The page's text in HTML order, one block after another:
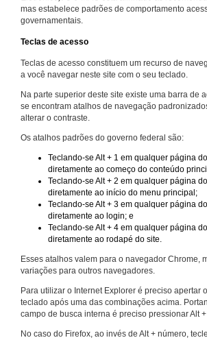
mas estabelece padrões de comportamento
governamentais.
Teclas de acesso
Teclas de acesso constituem um recurso de
a você navegar neste site com o seu teclado.
Na parte superior deste site existe uma barra de
se encontram atalhos de navegação
alterar o contraste.
Os atalhos padrões do governo federal são:
Teclando-se Alt + 1 em qualquer página
diretamente ao começo do conteúdo
Teclando-se Alt + 2 em qualquer página
diretamente ao início do menu principal;
Teclando-se Alt + 3 em qualquer página
diretamente ao login; e
Teclando-se Alt + 4 em qualquer página
diretamente ao rodapé do site.
Esses atalhos valem para o navegador Chrome,
variações para outros navegadores.
Para utilizar o Internet Explorer é preciso apertar
teclado após uma das combinações acima.
campo de busca interna é preciso pressionar Alt
No caso do Firefox, ao invés de Alt + número,